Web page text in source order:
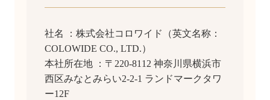
社名 ：株式会社コロワイド（英文名称：
COLOWIDE CO., LTD.）
本社所在地 ：〒220-8112 神奈川県横浜市
西区みなとみらい2-2-1 ランドマークタワ
ー12F